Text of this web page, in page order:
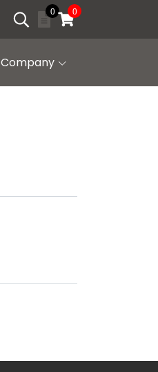
0 0
Company